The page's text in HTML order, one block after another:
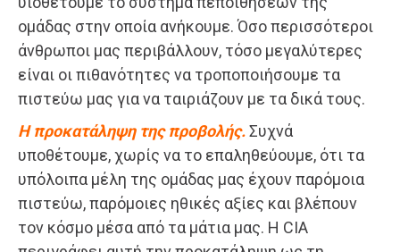
ομάδας στην οποία ανήκουμε. Όσο περισσότεροι
άνθρωποι μας περιβάλλουν, τόσο μεγαλύτερες
είναι οι πιθανότητες να τροποποιήσουμε τα
πιστεύω μας για να ταιριάζουν με τα δικά τους.
Η προκατάληψη της προβολής.Συχνά
υποθέτουμε, χωρίς να το επαληθεύουμε, ότι τα
υπόλοιπα μέλη της ομάδας μας έχουν παρόμοια
πιστεύω, παρόμοιες ηθικές αξίες και βλέπουν
τον κόσμο μέσα από τα μάτια μας. Η CIA